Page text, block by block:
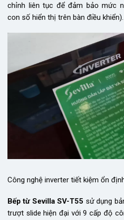
chỉnh liên tục để đảm bảo mức
con số hiển thị trên bàn điều khiển).
Công nghệ inverter tiết kiệm ổn
Bếp từ Sevilla SV-T55 sử dụng
trượt slide hiện đại với 9 cấp độ